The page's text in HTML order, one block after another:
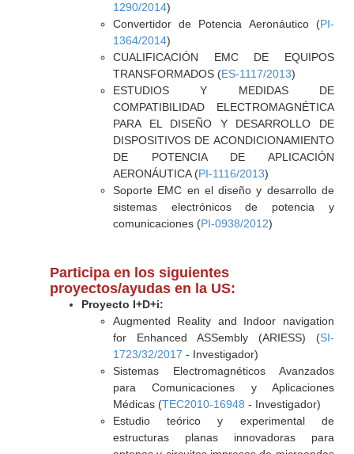
1290/2014)
Convertidor de Potencia Aeronáutico (PI-
1364/2014)
CUALIFICACIÓN EMC DE EQUIPOS
TRANSFORMADOS (ES-1117/2013)
ESTUDIOS Y MEDIDAS DE
COMPATIBILIDAD ELECTROMAGNÉTICA
PARA EL DISEÑO Y DESARROLLO DE
DISPOSITIVOS DE ACONDICIONAMIENTO
DE POTENCIA DE APLICACIÓN
AERONÁUTICA (PI-1116/2013)
Soporte EMC en el diseño y desarrollo de
sistemas electrónicos de potencia y
comunicaciones (PI-0938/2012)
Participa en los siguientes
proyectos/ayudas en la US:
Proyecto I+D+i:
Augmented Reality and Indoor navigation
for Enhanced ASSembly (ARIESS) (SI-
1723/32/2017 - Investigador)
Sistemas Electromagnéticos Avanzados
para Comunicaciones y Aplicaciones
Médicas (TEC2010-16948 - Investigador)
Estudio teórico y experimental de
estructuras planas innovadoras para